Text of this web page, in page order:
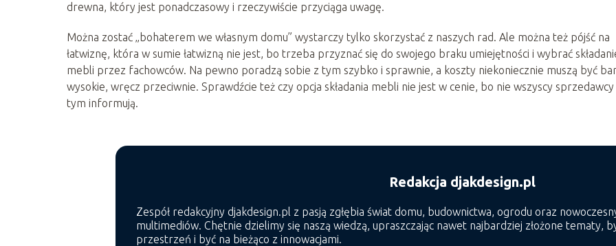
drewna, który jest ponadczasowy i rzeczywiście przyciąga uwagę.
Można zostać „bohaterem we własnym domu” wystarczy tylko skorzystać z naszych rad. Ale można też pójść na
łatwiznę, która w sumie łatwizną nie jest, bo trzeba przyznać się do swojego braku umiejętności i wybrać
mebli przez fachowców. Na pewno poradzą sobie z tym szybko i sprawnie, a koszty niekoniecznie muszą być
wysokie, wręcz przeciwnie. Sprawdźcie też czy opcja składania mebli nie jest w cenie, bo nie wszyscy sprzedawcy
tym informują.
Redakcja djakdesign.pl
Zespół redakcyjny djakdesign.pl z pasją zgłębia świat domu, budownictwa, ogrodu oraz
multimediów. Chętnie dzielimy się naszą wiedzą, upraszczając nawet najbardziej złożone tematy,
przestrzeń i być na bieżąco z innowacjami.